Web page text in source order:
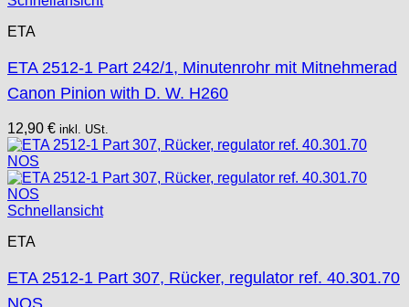
ETA
ETA 2512-1 Part 242/1, Minutenrohr mit Mitnehmerad
Canon Pinion with D. W. H260
12,90 € inkl. USt.
Schnellansicht
ETA
ETA 2512-1 Part 307, Rücker, regulator ref. 40.301.70
NOS